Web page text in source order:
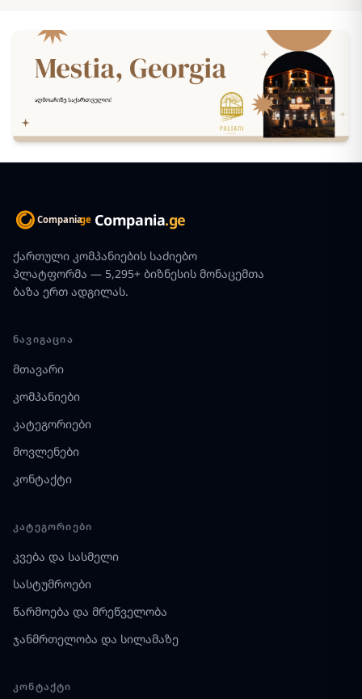
Compania.ge
ქართული კომპანიების საძიებო
პლატფორმა — 5,295+ ბიზნესის მონაცემთა
ბაზა ერთ ადგილას.
ᲜᲐᲕᲘᲒᲐᲪᲘᲐ
მთავარი
კომპანიები
კატეგორიები
მოვლენები
კონტაქტი
ᲙᲐᲢᲔᲒᲝᲠᲘᲔᲑᲘ
კვება და სასმელი
სასტუმროები
წარმოება და მრეწველობა
ჯანმრთელობა და სილამაზე
ᲙᲝᲜᲢᲐᲥᲢᲘ